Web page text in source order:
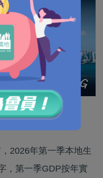
有強大靠山！//
2026年第一季本地生
，第一季GDP按年實